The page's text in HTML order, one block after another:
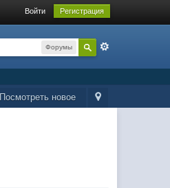
Войти Регистрация
Форумы
Посмотреть новое